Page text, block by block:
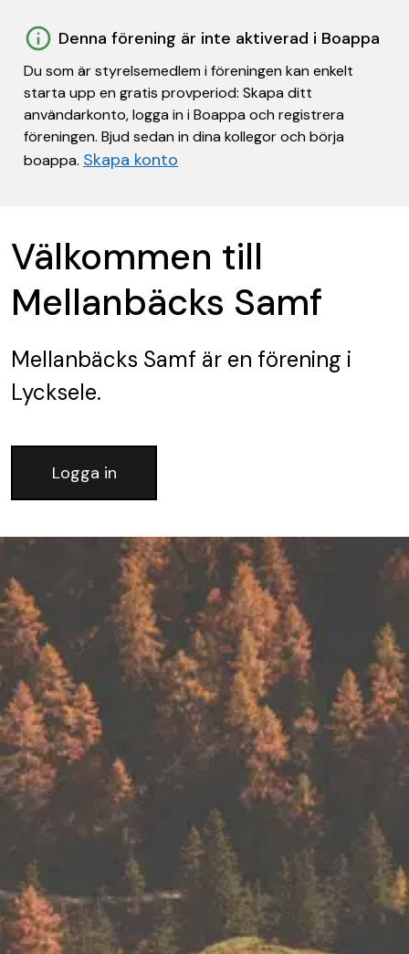
Denna förening är inte aktiverad i Boappa
Du som är styrelsemedlem i föreningen kan enkelt
starta upp en gratis provperiod: Skapa ditt
användarkonto, logga in i Boappa och registrera
föreningen. Bjud sedan in dina kollegor och börja
boappa. Skapa konto
Välkommen till
Mellanbäcks Samf
Mellanbäcks Samf är en förening i
Lycksele.
Logga in